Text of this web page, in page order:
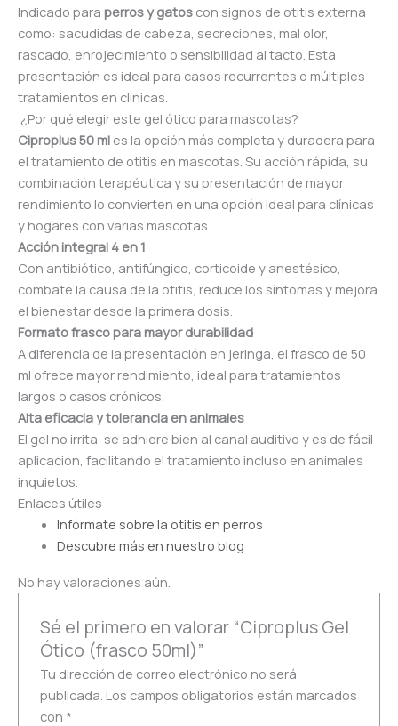
Indicado para perros y gatos con signos de otitis externa
como: sacudidas de cabeza, secreciones, mal olor,
rascado, enrojecimiento o sensibilidad al tacto. Esta
presentación es ideal para casos recurrentes o múltiples
tratamientos en clínicas.
¿Por qué elegir este gel ótico para mascotas?
Ciproplus 50 ml es la opción más completa y duradera para
el tratamiento de otitis en mascotas. Su acción rápida, su
combinación terapéutica y su presentación de mayor
rendimiento lo convierten en una opción ideal para clínicas
y hogares con varias mascotas.
Acción integral 4 en 1
Con antibiótico, antifúngico, corticoide y anestésico,
combate la causa de la otitis, reduce los síntomas y mejora
el bienestar desde la primera dosis.
Formato frasco para mayor durabilidad
A diferencia de la presentación en jeringa, el frasco de 50
ml ofrece mayor rendimiento, ideal para tratamientos
largos o casos crónicos.
Alta eficacia y tolerancia en animales
El gel no irrita, se adhiere bien al canal auditivo y es de fácil
aplicación, facilitando el tratamiento incluso en animales
inquietos.
Enlaces útiles
Infórmate sobre la otitis en perros
Descubre más en nuestro blog
No hay valoraciones aún.
Sé el primero en valorar “Ciproplus Gel
Ótico (frasco 50ml)”
Tu dirección de correo electrónico no será
publicada. Los campos obligatorios están marcados
con *